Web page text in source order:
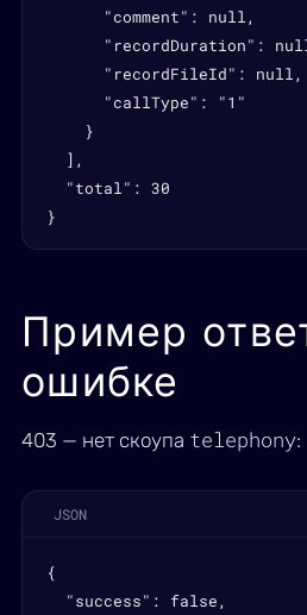
      "comment": null,
"recordDuration":
      "recordFileId": null,
      "callType": "1"
    }
  ],
  "total": 30
}
Пример
ошибке
403 — нет скоупа telephony:
JSON
{
  "success": false,